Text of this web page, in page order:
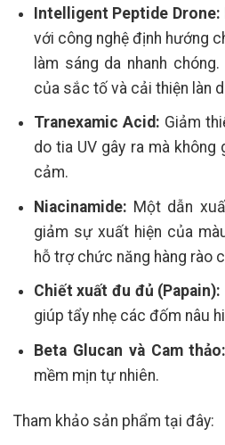
Intelligent Peptide Drone:
với công nghệ định hướng
làm sáng da nhanh
của sắc tố và cải thiện làn
Tranexamic Acid: Giảm
do tia UV gây ra mà không
cảm.
Niacinamide: Một dẫn
giảm sự xuất hiện của
hỗ trợ chức năng hàng rào
Chiết xuất đu đủ (Papain):
giúp tẩy nhẹ các đốm nâu
Beta Glucan và Cam thảo:
mềm mịn tự nhiên.
Tham khảo sản phẩm tại đây: